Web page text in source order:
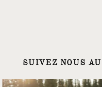
SUIVEZ NOUS